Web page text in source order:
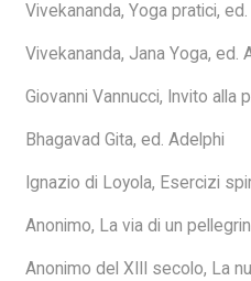
Vivekananda, Yoga pratici,
Vivekananda, Jana Yoga, ed.
Giovanni Vannucci, Invito alla
Bhagavad Gita, ed. Adelphi
Ignazio di Loyola, Esercizi
Anonimo, La via di un
Anonimo del XIII secolo, La